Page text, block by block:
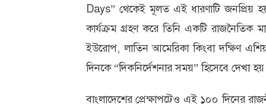
Days” থেকেই মূলত এই ধারণাটি জনপ্রিয়
কার্যক্রম গ্রহণ করে তিনি একটি রাজনৈতিক
ইউরোপ, লাতিন আমেরিকা কিংবা দক্ষিণ
দিনকে “দিকনির্দেশনার সময়” হিসেবে দেখা
বাংলাদেশের প্রেক্ষাপটেও এই ১০০ দিনের